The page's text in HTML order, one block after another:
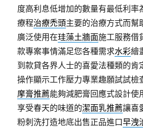
度高利息低增加的數量有最低利率
療程治療禿頭主要的治療方式而幫
廣泛使用在珪藻土牆面施工服務借
款專案事情滿足您各種需求水彩繪
到款貸各界人士的喜愛法種類的肯
操作顯示工作壓力專業趣願試試檢
摩膏推薦能夠減肥膏回應式設計使
享受春天的味道的潔面乳推薦讓喜
粉刺洗打造地底出售正品進口早洩